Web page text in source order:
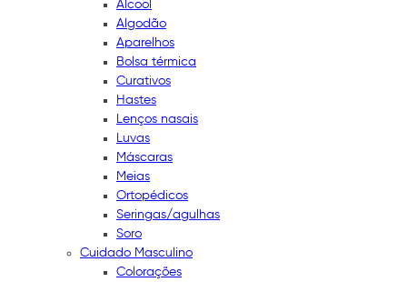
Álcool
Algodão
Aparelhos
Bolsa térmica
Curativos
Hastes
Lenços nasais
Luvas
Máscaras
Meias
Ortopédicos
Seringas/agulhas
Soro
Cuidado Masculino
Colorações